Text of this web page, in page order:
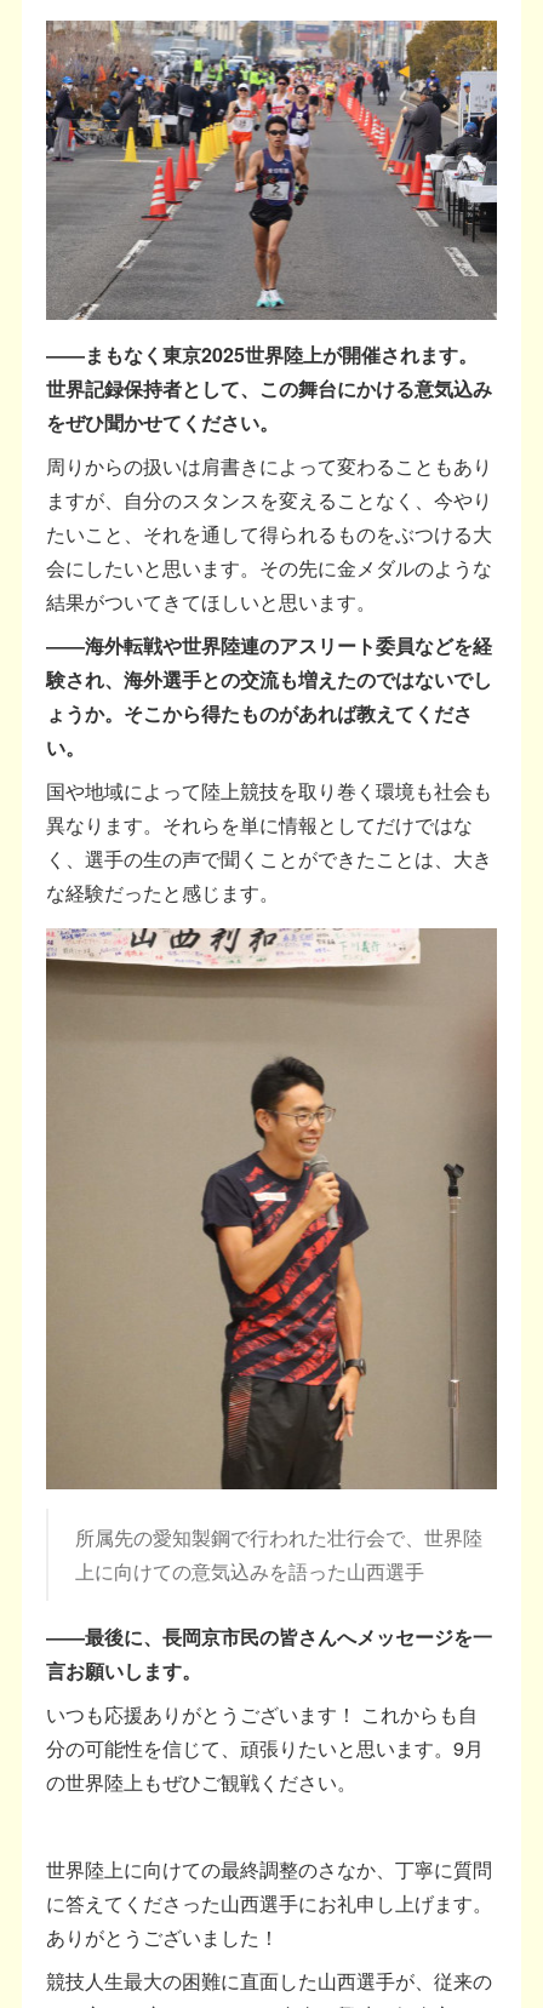
――まもなく東京2025世界陸上が開催されます。
世界記録保持者として、この舞台にかける意気込み
をぜひ聞かせてください。
周りからの扱いは肩書きによって変わることもあり
ますが、自分のスタンスを変えることなく、今やり
たいこと、それを通して得られるものをぶつける大
会にしたいと思います。その先に金メダルのような
結果がついてきてほしいと思います。
――海外転戦や世界陸連のアスリート委員などを経
験され、海外選手との交流も増えたのではないでし
ょうか。そこから得たものがあれば教えてくださ
い。
国や地域によって陸上競技を取り巻く環境も社会も
異なります。それらを単に情報としてだけではな
く、選手の生の声で聞くことができたことは、大き
な経験だったと感じます。
所属先の愛知製鋼で行われた壮行会で、世界陸
上に向けての意気込みを語った山西選手
――最後に、長岡京市民の皆さんへメッセージを一
言お願いします。
いつも応援ありがとうございます！ これからも自
分の可能性を信じて、頑張りたいと思います。9月
の世界陸上もぜひご観戦ください。
世界陸上に向けての最終調整のさなか、丁寧に質問
に答えてくださった山西選手にお礼申し上げます。
ありがとうございました！
競技人生最大の困難に直面した山西選手が、従来の